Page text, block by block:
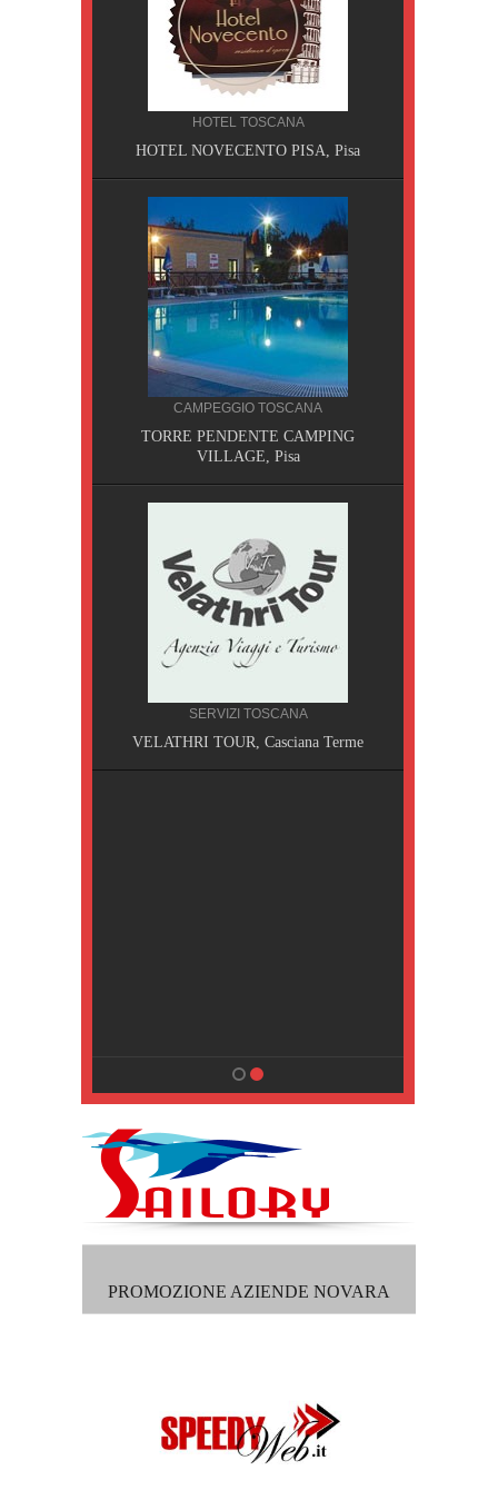
HOTEL TOSCANA
HOTEL NOVECENTO PISA, Pisa
CAMPEGGIO TOSCANA
TORRE PENDENTE CAMPING
VILLAGE, Pisa
SERVIZI TOSCANA
VELATHRI TOUR, Casciana Terme
PROMOZIONE AZIENDE NOVARA